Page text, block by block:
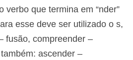
verbo que termina em “nder”
esse deve ser utilizado o s,
fusão, compreender –
ascender –